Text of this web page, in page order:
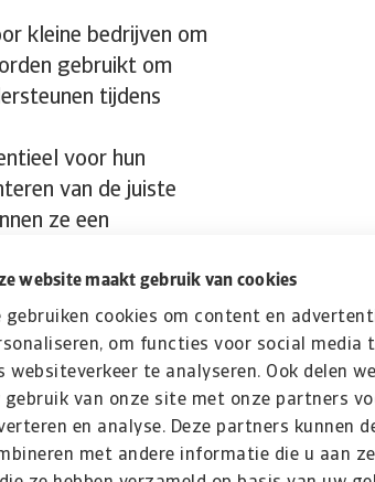
website maakt gebruik van cookies
gebruiken cookies om content en
om functies voor social media
websiteverkeer te analyseren. Ook delen
gebruik van onze site met onze partners
en analyse. Deze partners kunnen
met andere informatie die u aan
kleine bedrijven om
gebruikt om
tijdens
voor hun
van de juiste
ze een
in een dynamische
kunnen kleine
de lange termijn.